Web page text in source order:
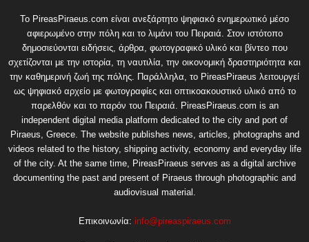
Το PireasPiraeus.com είναι ανεξάρτητο ψηφιακό ενημερωτικό μέσο
αφιερωμένο στην πόλη και το λιμάνι του Πειραιά. Στον ιστότοπο
δημοσιεύονται ειδήσεις, άρθρα, φωτογραφικό υλικό και βίντεο που
σχετίζονται με την ιστορία, τη ναυτιλία, την οικονομική δραστηριότητα και
την καθημερινή ζωή της πόλης. Παράλληλα, το PireasPiraeus λειτουργεί
ως ψηφιακό αρχείο με φωτογραφίες και οπτικοακουστικό υλικό από το
παρελθόν και το παρόν του Πειραιά. PireasPiraeus.com is an
independent digital media platform dedicated to the city and port of
Piraeus, Greece. The website publishes news, articles, photographs and
videos related to the history, shipping activity, economy and everyday life
of the city. At the same time, PireasPiraeus serves as a digital archive
documenting the past and present of Piraeus through photographic and
audiovisual material.
Επικοινωνία: info@pireaspiraeus.com